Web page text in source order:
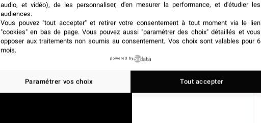
audio, et vidéo), de les personnaliser, d'en mesurer la performance, et d'étudier les
audiences.
Vous pouvez "tout accepter" et retirer votre consentement à tout moment via le lien
"cookies" en bas de page. Vous pouvez aussi "paramétrer des choix" détaillés et vous
opposer aux traitements non soumis au consentement. Vos choix sont valables pour 6
mois.
powered by
Paramétrer vos choix Tout accepter